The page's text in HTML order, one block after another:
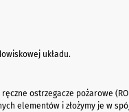
układu.
ostrzegacze pożarowe
elementów i złożymy je w